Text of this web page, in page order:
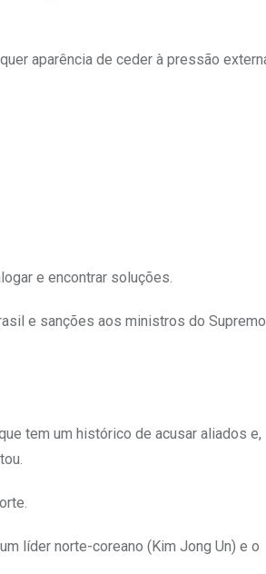
aparência de ceder à pressão
e encontrar soluções.
e sanções aos ministros do Supremo
tem um histórico de acusar aliados e,
líder norte-coreano (Kim Jong Un) e o